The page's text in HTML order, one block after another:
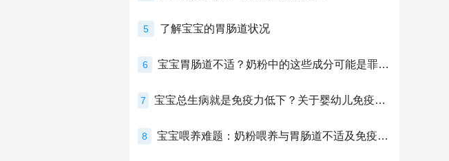
5 了解宝宝的胃肠道状况
6 宝宝胃肠道不适？奶粉中的这些成分可能是罪魁祸首！
7 宝宝总生病就是免疫力低下？关于婴幼儿免疫力的真相，家长必须了解！
8 宝宝喂养难题：奶粉喂养与胃肠道不适及免疫力提升的奥秘